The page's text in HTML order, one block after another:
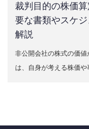
裁判目的の株価
要な書類やスケ
解説
非公開会社の株式の価
は、自身が考える株価